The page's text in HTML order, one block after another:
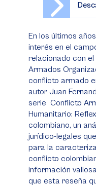
En los últimos
interés en el
relacionado con
Armados
conflicto armado
autor Juan
serie Conflicto
Humanitario:
colombiano, un
jurídico-legales
para la
conflicto
información
que esta reseña